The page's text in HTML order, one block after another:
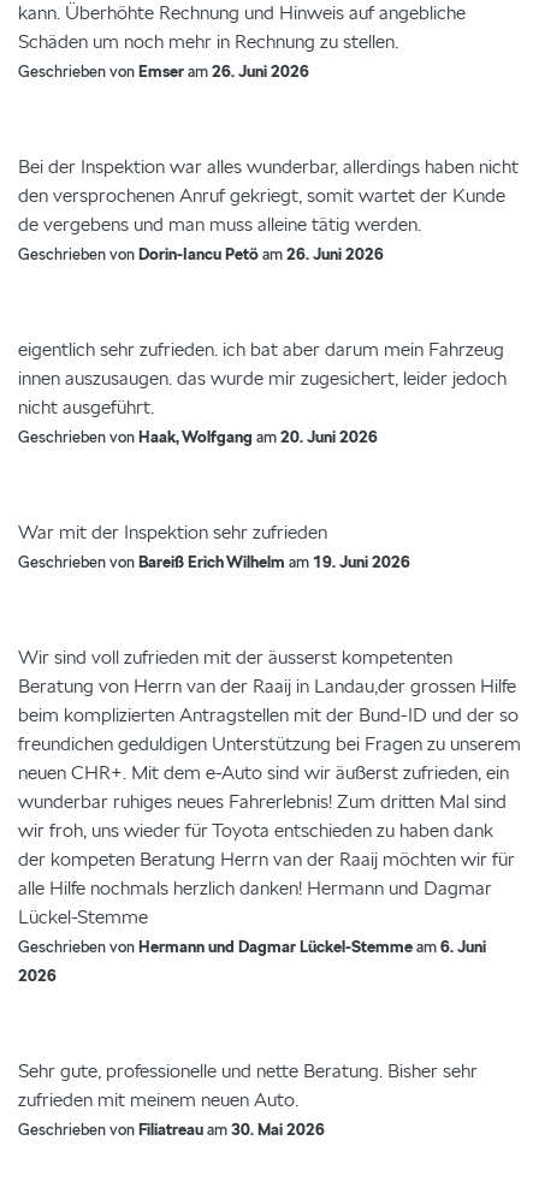
kann. Überhöhte Rechnung und Hinweis auf angebliche
Schäden um noch mehr in Rechnung zu stellen.
Geschrieben vonEmseram26. Juni 2026
Bei der Inspektion war alles wunderbar, allerdings haben nicht
den versprochenen Anruf gekriegt, somit wartet der Kunde
de vergebens und man muss alleine tätig werden.
Geschrieben vonDorin-Iancu Petöam26. Juni 2026
eigentlich sehr zufrieden. ich bat aber darum mein Fahrzeug
innen auszusaugen. das wurde mir zugesichert, leider jedoch
nicht ausgeführt.
Geschrieben vonHaak, Wolfgang am20. Juni 2026
War mit der Inspektion sehr zufrieden
Geschrieben vonBareiß Erich Wilhelm am 19. Juni 2026
Wir sind voll zufrieden mit der äusserst kompetenten
Beratung von Herrn van der Raaij in Landau,der grossen Hilfe
beim komplizierten Antragstellen mit der Bund-ID und der so
freundichen geduldigen Unterstützung bei Fragen zu unserem
neuen CHR+. Mit dem e-Auto sind wir äußerst zufrieden, ein
wunderbar ruhiges neues Fahrerlebnis! Zum dritten Mal sind
wir froh, uns wieder für Toyota entschieden zu haben dank
der kompeten Beratung Herrn van der Raaij möchten wir für
alle Hilfe nochmals herzlich danken! Hermann und Dagmar
Lückel-Stemme
Geschrieben vonHermann und Dagmar Lückel-Stemmeam6. Juni
2026
Sehr gute, professionelle und nette Beratung. Bisher sehr
zufrieden mit meinem neuen Auto.
Geschrieben vonFiliatreauam30. Mai 2026